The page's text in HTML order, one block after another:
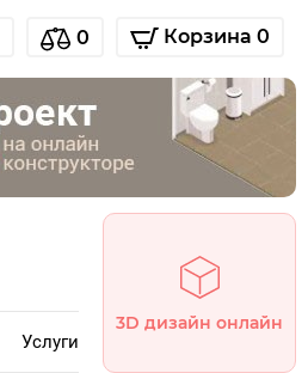
0 Корзина 0
Услуги
3D дизайн онлайн